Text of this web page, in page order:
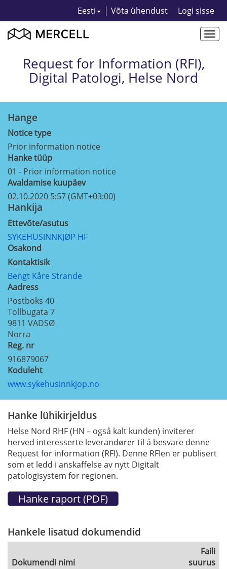
Eesti Võta ühendust Logi sisse
Request for Information (RFI),
Digital Patologi, Helse Nord
Hange
Notice type
Prior information notice
Hanke tüüp
01 - Prior information notice
Avaldamise kuupäev
02.10.2020 5:57 (GMT+03:00)
Hankija
Ettevõte/asutus
SYKEHUSINNKJØP HF
Osakond
Kontaktisik
Bengt Kåre Strande
Aadress
Postboks 40
Tollbugata 7
9811 VADSØ
Norra
Reg. nr
916879067
Koduleht
www.sykehusinnkjop.no
Hanke lühikirjeldus
Helse Nord RHF (HN – også kalt kunden) inviterer
herved interesserte leverandører til å besvare denne
Request for information (RFI). Denne RFIen er publisert
som et ledd i anskaffelse av nytt Digitalt
patologisystem for regionen.
Hankele lisatud dokumendid
Dokumendi nimi
Faili
suurus